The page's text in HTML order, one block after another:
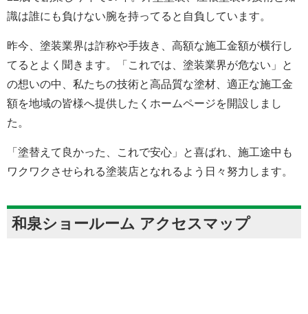
識は誰にも負けない腕を持ってると自負しています。
昨今、塗装業界は詐称や手抜き、高額な施工金額が横行し
てるとよく聞きます。「これでは、塗装業界が危ない」と
の想いの中、私たちの技術と高品質な塗材、適正な施工金
額を地域の皆様へ提供したくホームページを開設しまし
た。
「塗替えて良かった、これで安心」と喜ばれ、施工途中も
ワクワクさせられる塗装店となれるよう日々努力します。
和泉ショールーム アクセスマップ